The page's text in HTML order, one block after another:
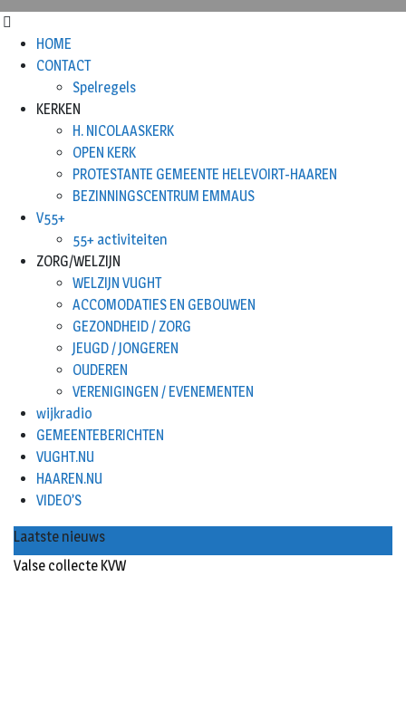
HOME
CONTACT
Spelregels
KERKEN
H. NICOLAASKERK
OPEN KERK
PROTESTANTE GEMEENTE HELEVOIRT-HAAREN
BEZINNINGSCENTRUM EMMAUS
V55+
55+ activiteiten
ZORG/WELZIJN
WELZIJN VUGHT
ACCOMODATIES EN GEBOUWEN
GEZONDHEID / ZORG
JEUGD / JONGEREN
OUDEREN
VERENIGINGEN / EVENEMENTEN
wijkradio
GEMEENTEBERICHTEN
VUGHT.NU
HAAREN.NU
VIDEO’S
Laatste nieuws
Valse collecte KVW